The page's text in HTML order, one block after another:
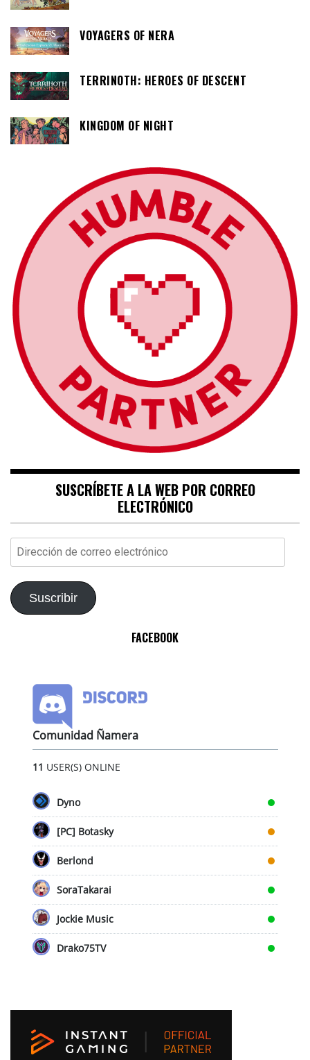
VOYAGERS OF NERA
TERRINOTH: HEROES OF DESCENT
KINGDOM OF NIGHT
SUSCRÍBETE A LA WEB POR CORREO
ELECTRÓNICO
Dirección
de
electrónico
Suscribir
FACEBOOK
Comunidad Ñamera
11 USER(S) ONLINE
Dyno
[PC] Botasky
Berlond
SoraTakarai
Jockie Music
Drako75TV